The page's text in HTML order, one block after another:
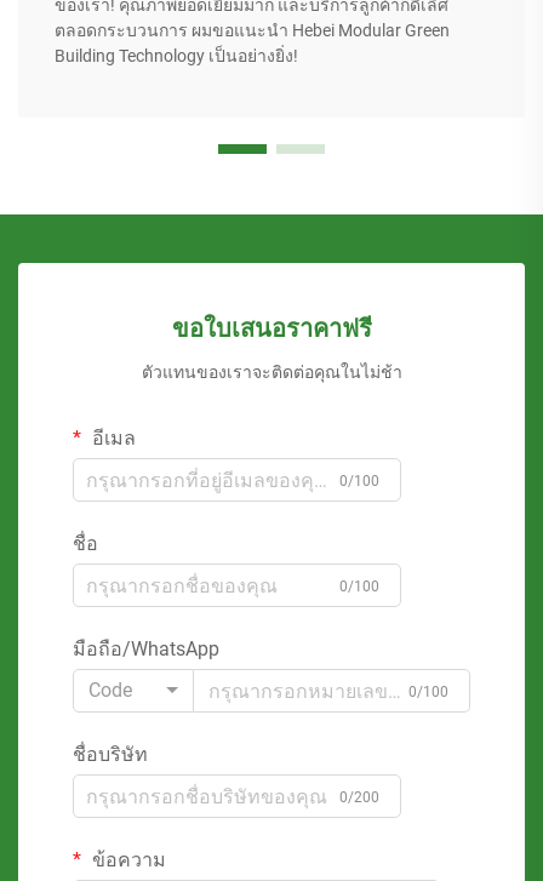
ของเรา! คุณภาพยอดเยี่ยมมาก และบริการลูกค้าก็ดีเลิศ
ตลอดกระบวนการ ผมขอแนะนำ Hebei Modular Green
Building Technology เป็นอย่างยิ่ง!
ขอใบเสนอราคาฟรี
ตัวแทนของเราจะติดต่อคุณในไม่ช้า
อีเมล
0/100
ชื่อ
0/100
มือถือ/WhatsApp
Code
0/100
ชื่อบริษัท
0/200
ข้อความ